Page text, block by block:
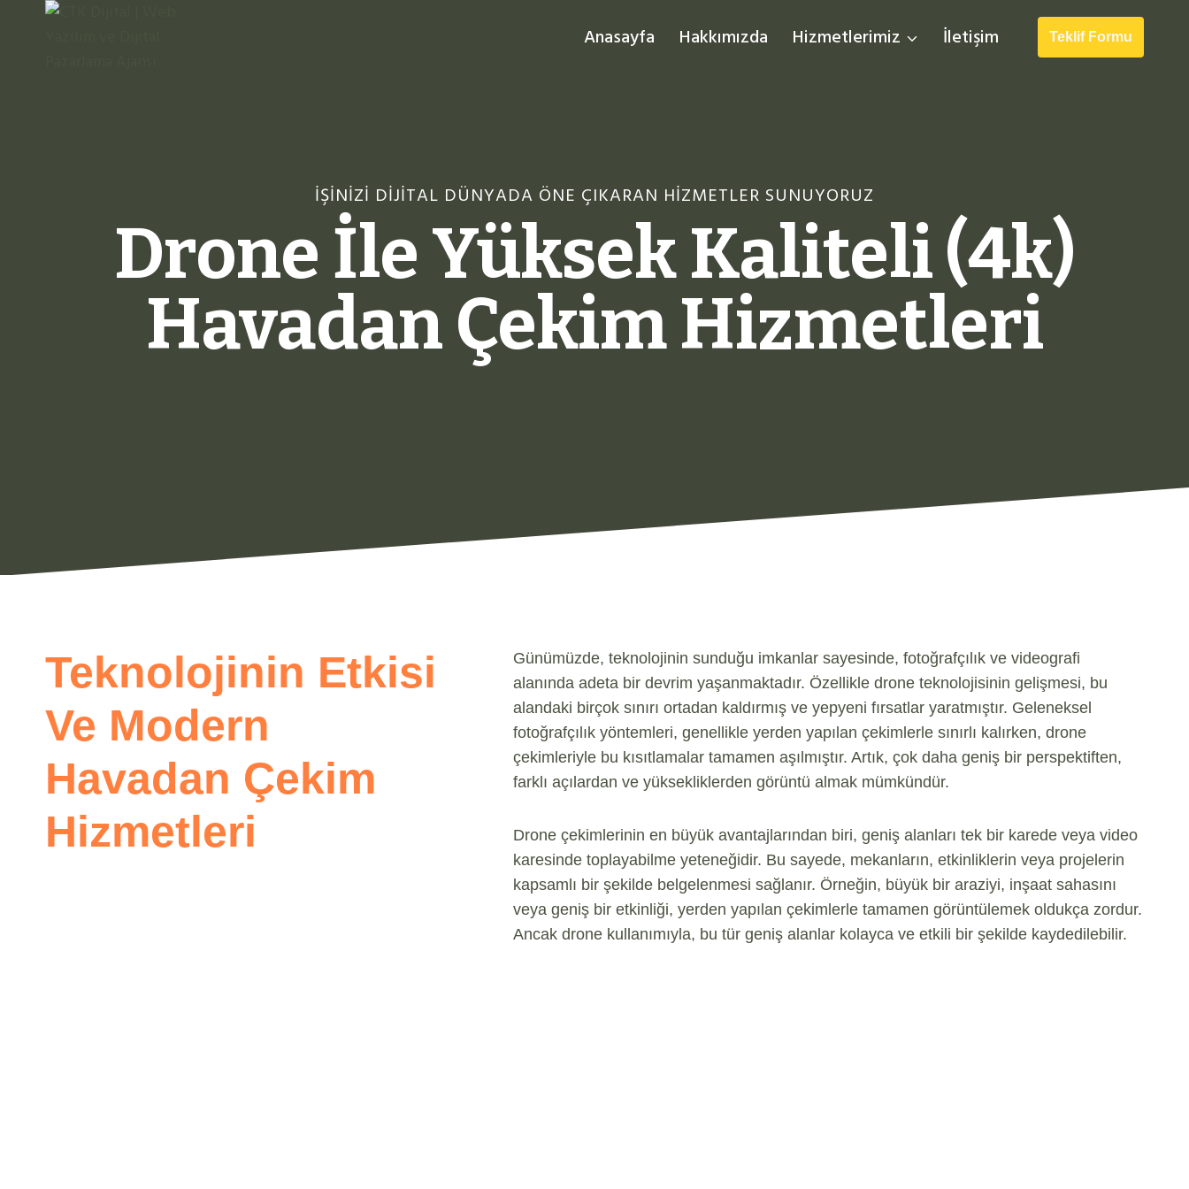
Anasayfa Hakkımızda Hizmetlerimiz İletişim Teklif Formu
İŞINIZI DIJITAL DÜNYADA ÖNE ÇIKARAN HIZMETLER SUNUYORUZ
Drone İle Yüksek Kaliteli (4k)
Havadan Çekim Hizmetleri
Teknolojinin Etkisi
Ve Modern
Havadan Çekim
Hizmetleri
Günümüzde, teknolojinin sunduğu imkanlar sayesinde, fotoğrafçılık ve videografi
alanında adeta bir devrim yaşanmaktadır. Özellikle drone teknolojisinin gelişmesi, bu
alandaki birçok sınırı ortadan kaldırmış ve yepyeni fırsatlar yaratmıştır. Geleneksel
fotoğrafçılık yöntemleri, genellikle yerden yapılan çekimlerle sınırlı kalırken, drone
çekimleriyle bu kısıtlamalar tamamen aşılmıştır. Artık, çok daha geniş bir perspektiften,
farklı açılardan ve yüksekliklerden görüntü almak mümkündür.
Drone çekimlerinin en büyük avantajlarından biri, geniş alanları tek bir karede veya video
karesinde toplayabilme yeteneğidir. Bu sayede, mekanların, etkinliklerin veya projelerin
kapsamlı bir şekilde belgelenmesi sağlanır. Örneğin, büyük bir araziyi, inşaat sahasını
veya geniş bir etkinliği, yerden yapılan çekimlerle tamamen görüntülemek oldukça zordur.
Ancak drone kullanımıyla, bu tür geniş alanlar kolayca ve etkili bir şekilde kaydedilebilir.